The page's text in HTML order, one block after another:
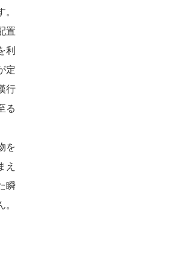
置
利
定
行
る
を
え
瞬